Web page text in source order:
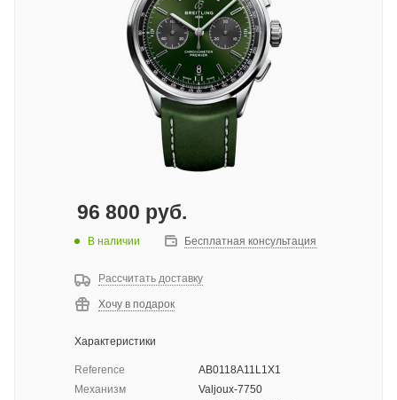
96 800 руб.
В наличии Бесплатная консультация
Рассчитать доставку
Хочу в подарок
Характеристики
Reference
AB0118A11L1X1
Механизм
Valjoux-7750